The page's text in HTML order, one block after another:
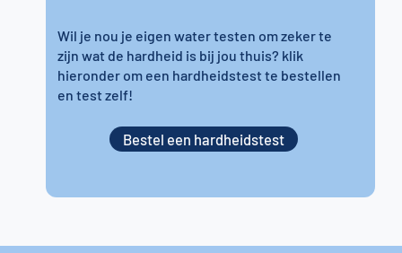
Wil je nou je eigen water testen om zeker te
zijn wat de hardheid is bij jou thuis? klik
hieronder om een hardheidstest te bestellen
en test zelf!
Bestel een hardheidstest